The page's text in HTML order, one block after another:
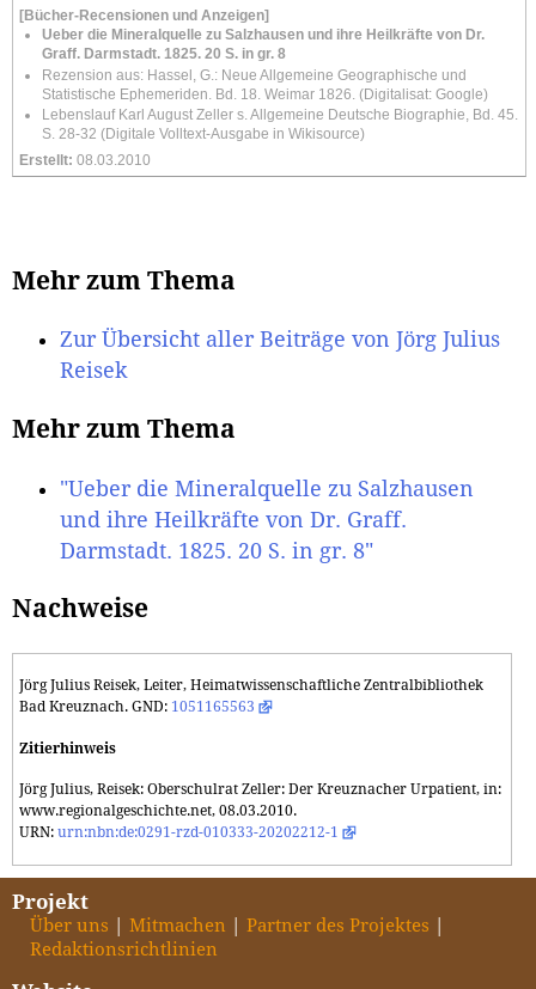
[Bücher-Recensionen und Anzeigen]
Ueber die Mineralquelle zu Salzhausen und ihre Heilkräfte von Dr.
Graff. Darmstadt. 1825. 20 S. in gr. 8
Rezension aus: Hassel, G.: Neue Allgemeine Geographische und
Statistische Ephemeriden. Bd. 18. Weimar 1826. (Digitalisat: Google)
Lebenslauf Karl August Zeller s. Allgemeine Deutsche Biographie, Bd. 45.
S. 28-32 (Digitale Volltext-Ausgabe in Wikisource)
Erstellt: 08.03.2010
Mehr zum Thema
Zur Übersicht aller Beiträge von Jörg Julius
Reisek
Mehr zum Thema
"Ueber die Mineralquelle zu Salzhausen
und ihre Heilkräfte von Dr. Graff.
Darmstadt. 1825. 20 S. in gr. 8"
Nachweise
Jörg Julius Reisek, Leiter, Heimatwissenschaftliche Zentralbibliothek
Bad Kreuznach. GND: 1051165563
Zitierhinweis
Jörg Julius, Reisek: Oberschulrat Zeller: Der Kreuznacher Urpatient, in:
www.regionalgeschichte.net, 08.03.2010.
URN: urn:nbn:de:0291-rzd-010333-20202212-1
Projekt
Über uns Mitmachen
Partner des Projektes
Redaktionsrichtlinien